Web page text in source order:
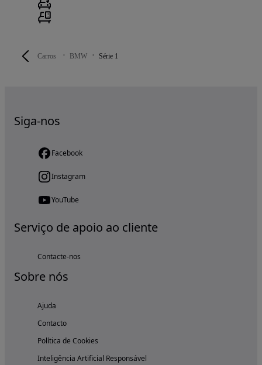
Carros BMW Série 1
Siga-nos
Facebook
Instagram
YouTube
Serviço de apoio ao cliente
Contacte-nos
Sobre nós
Ajuda
Contacto
Política de Cookies
Inteligência Artificial Responsável